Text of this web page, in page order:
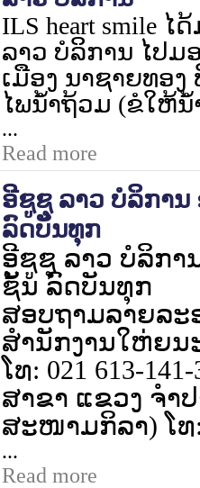
ILS heart smile ໄ
ລາວ ບໍລິການ ໄປມ
ເມືອງ ນາຊາຍທອ
ໄພນໍ້າຖ້ວມ (ຂໍໃຫ້ນໍ້
...
Read more
ອີຊູຊຸ ລາວ ບໍລິກາ
ລົດບັນທຸກ
ອີຊູຊຸ ລາວ ບໍລິກາ
ຊັ້ນ ລົດບັນທຸກ
ສອບຖາມລາຍລະ
ສຳນັກງານໃຫ່ຍ
ໂທ: 021 613-141-
ສາຂາ ແຂວງ ຈຳ
ສະໜາມກິລາ) ໂ
...
Read more